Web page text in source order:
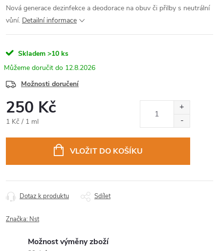
Nová generace dezinfekce a deodorace na obuv či přilby s neutrální
vůní. Detailní informace
Skladem >10 ks
12.8.2026
Možnosti doručení
250 Kč
Měrná
1 Kč / 1 ml
VLOŽIT DO KOŠÍKU
Dotaz k produktu Sdílet
Značka: Nst
Možnost výměny zboží